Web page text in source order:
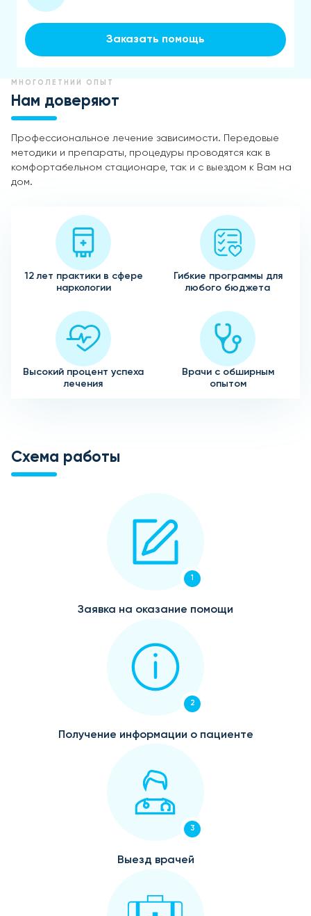
Заказать помощь
МНОГОЛЕТНИЙ ОПЫТ
Нам доверяют
Профессиональное лечение зависимости. Передовые
методики и препараты, процедуры проводятся как в
комфортабельном стационаре, так и с выездом к Вам на
дом.
12 лет практики в сфере
наркологии
Гибкие программы для
любого бюджета
Высокий процент успеха
лечения
Врачи с обширным
опытом
Схема работы
1
Заявка на оказание помощи
2
Получение информации о пациенте
3
Выезд врачей